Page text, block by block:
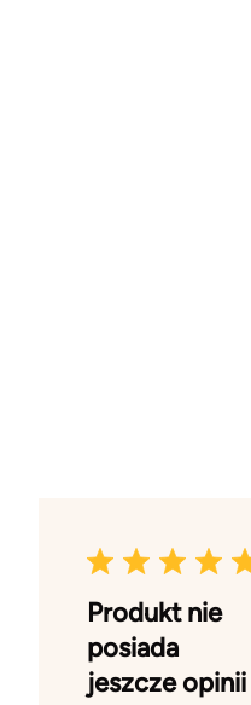
Produkt nie
posiada
jeszcze opinii